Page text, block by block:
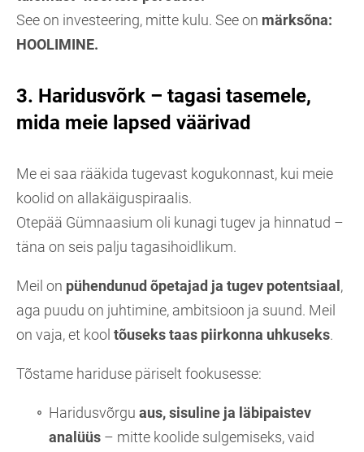
See on investeering, mitte kulu. See on märksõna:
HOOLIMINE.
3. Haridusvõrk – tagasi tasemele,
mida meie lapsed väärivad
Me ei saa rääkida tugevast kogukonnast, kui meie
koolid on allakäiguspiraalis.
Otepää Gümnaasium oli kunagi tugev ja hinnatud –
täna on seis palju tagasihoidlikum.
Meil on pühendunud õpetajad ja tugev potentsiaal ,
aga puudu on juhtimine, ambitsioon ja suund. Meil
on vaja, et kool tõuseks taas piirkonna uhkuseks.
Tõstame hariduse päriselt fookusesse:
Haridusvõrgu aus, sisuline ja läbipaistev
analüüs – mitte koolide sulgemiseks, vaid